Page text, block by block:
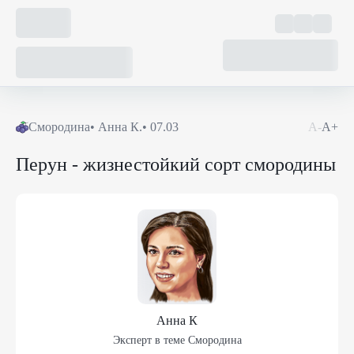
Смородина• Анна К.• 07.03 А-А+
Перун - жизнестойкий сорт смородины
Анна К
Эксперт в теме Смородина